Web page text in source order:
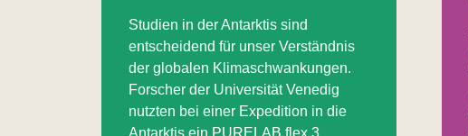
Studien in der Antarktis sind
entscheidend für unser Verständnis
der globalen Klimaschwankungen.
Forscher der Universität Venedig
nutzten bei einer Expedition in die
Antarktis ein PURELAB flex 3